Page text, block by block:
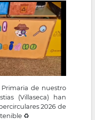
Primaria de nuestro
(Villaseca) han
2026 de
♻️